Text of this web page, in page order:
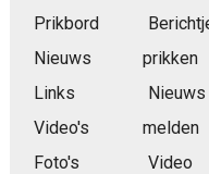
Prikbord
Nieuws
Links
Video's
Foto's
prikken
Nieuws
melden
Video